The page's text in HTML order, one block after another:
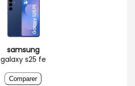
samsung
galaxy s25 fe
Comparer